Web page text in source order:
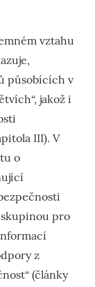
vztahu
působících v
jakož i
III). V
o
pro
z
(články